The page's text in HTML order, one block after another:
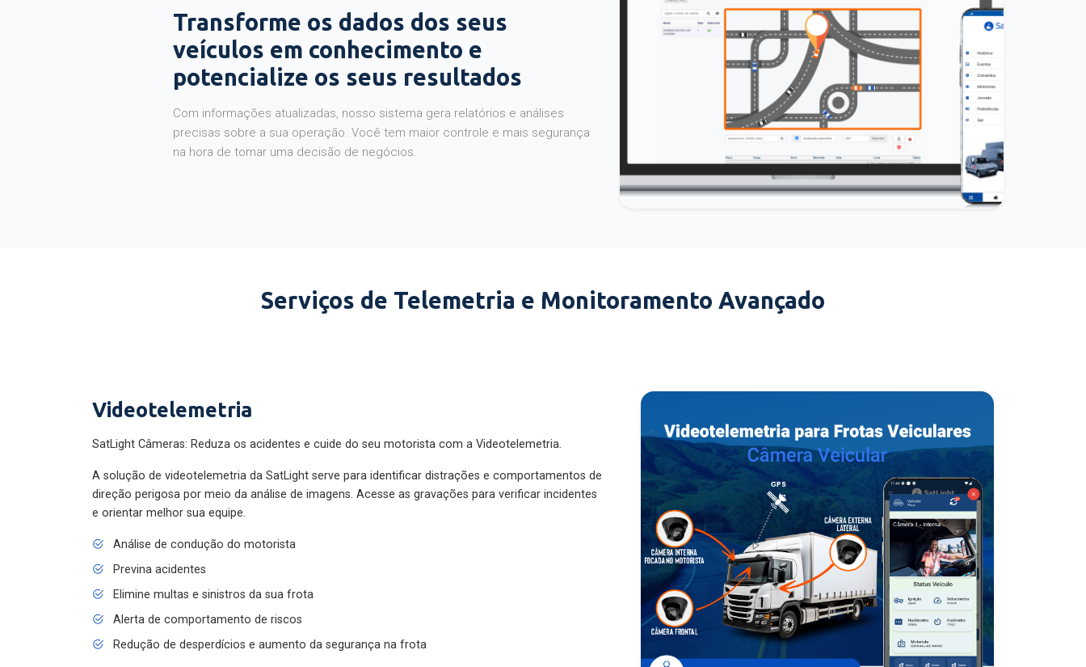
Transforme os dados dos seus
veículos em conhecimento e
potencialize os seus resultados
Com informações atualizadas, nosso sistema gera relatórios e análises
precisas sobre a sua operação. Você tem maior controle e mais segurança
na hora de tomar uma decisão de negócios.
Serviços de Telemetria e Monitoramento Avançado
Videotelemetria
SatLight Câmeras: Reduza os acidentes e cuide do seu motorista com a Videotelemetria.
A solução de videotelemetria da SatLight serve para identificar distrações e comportamentos de
direção perigosa por meio da análise de imagens. Acesse as gravações para verificar incidentes
e orientar melhor sua equipe.
Análise de condução do motorista
Previna acidentes
Elimine multas e sinistros da sua frota
Alerta de comportamento de riscos
Redução de desperdícios e aumento da segurança na frota